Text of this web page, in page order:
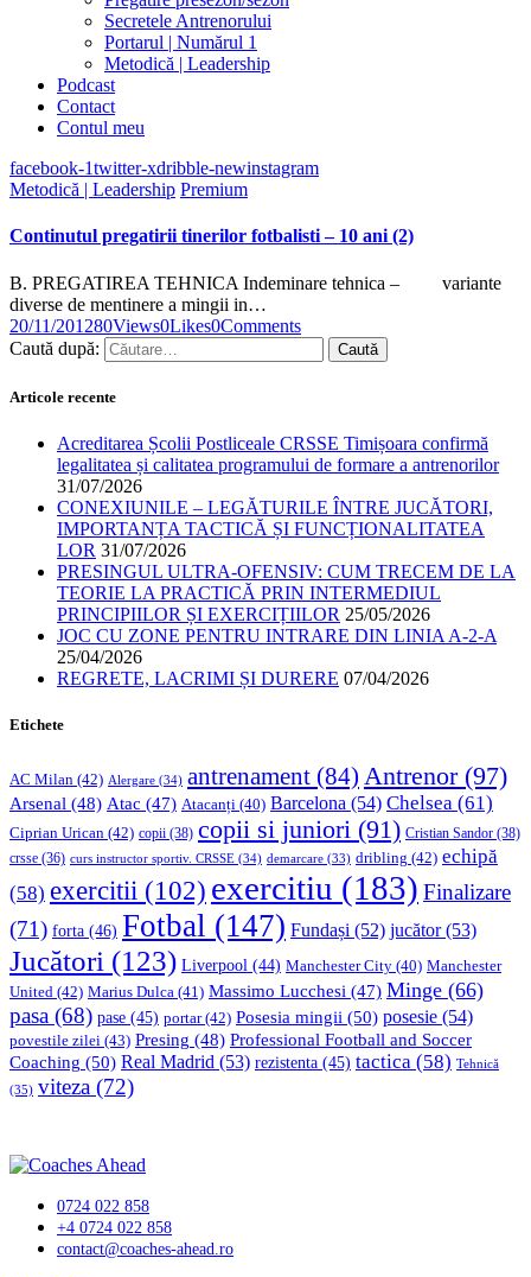
Secretele Antrenorului
Portarul | Numărul 1
Metodică | Leadership
Podcast
Contact
Contul meu
facebook-1twitter-xdribble-newinstagram
Metodică | Leadership Premium
Continutul pregatirii tinerilor fotbalisti – 10 ani (2)
B. PREGATIREA TEHNICA Indeminare tehnica – variante
diverse de mentinere a mingii in…
20/11/201280Views0Likes0Comments
Caută după:
Articole recente
Acreditarea Școlii Postliceale CRSSE Timișoara confirmă
legalitatea și calitatea programului de formare a antrenorilor
31/07/2026
CONEXIUNILE – LEGĂTURILE ÎNTRE JUCĂTORI,
IMPORTANȚA TACTICĂ ȘI FUNCȚIONALITATEA
LOR 31/07/2026
PRESINGUL ULTRA-OFENSIV: CUM TRECEM DE LA
TEORIE LA PRACTICĂ PRIN INTERMEDIUL
PRINCIPIILOR ȘI EXERCIȚIILOR 25/05/2026
JOC CU ZONE PENTRU INTRARE DIN LINIA A-2-A
25/04/2026
REGRETE, LACRIMI ȘI DURERE 07/04/2026
Etichete
AC Milan (42) Alergare (34) antrenament (84) Antrenor(97)
Arsenal (48) Atac (47) Atacanți (40) Barcelona (54) Chelsea (61)
Ciprian Urican (42) copii (38) copii si juniori (91) Cristian Sandor (38)
crsse (36) curs instructor sportiv. CRSSE (34) demarcare (33) dribling (42) echipă
(58) exercitii (102) exercitiu (183) Finalizare
(71) forta (46) Fotbal (147) Fundași (52) jucător(53)
Jucători (123) Liverpool (44) Manchester City (40) Manchester
United (42) Marius Dulca (41) Massimo Lucchesi (47) Minge (66)
pasa (68) pase (45) portar(42) Posesia mingii (50) posesie (54)
povestile zilei (43) Presing (48) Professional Football and Soccer
Coaching (50) Real Madrid (53) rezistenta (45) tactica (58) Tehnică
(35) viteza (72)
0724 022 858
+4 0724 022 858
contact@coaches-ahead.ro